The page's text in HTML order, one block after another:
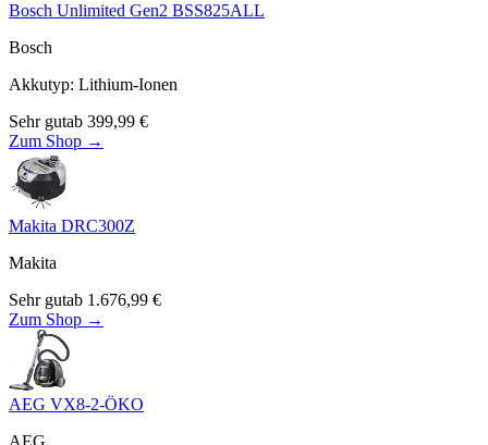
Bosch Unlimited Gen2 BSS825ALL
Bosch
Akkutyp: Lithium-Ionen
Sehr gutab 399,99 €
Zum Shop →
Makita DRC300Z
Makita
Sehr gutab 1.676,99 €
Zum Shop →
AEG VX8-2-ÖKO